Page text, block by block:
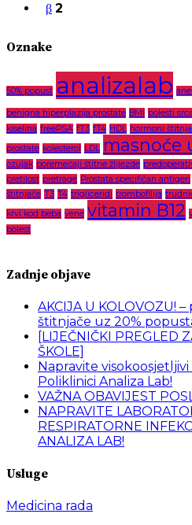
β 2
Oznake
50% popust analizalab
benigna hiperplazija prostate BMI bolesti srca
kiselina freePSA fT3 fT4 HDL hormoni
prostate kolesterol LDL masnoće
ozujak poremećaji štitne žlijezde
pretilost pretrage Prostata specifičan antigen
štitnjače T3 T4 trigliceridi trombofilija
krvi kod beba vene vitamin B12
bolest
Zadnje objave
AKCIJA U KOLOVOZU!
štitnjače uz 20%
[LIJEČNIČKI PREGLED
ŠKOLE]
Napravite
Poliklinici Analiza Lab!
VAŽNA OBAVIJEST
NAPRAVITE
RESPIRATORNE
ANALIZA LAB!
Usluge
Medicina rada